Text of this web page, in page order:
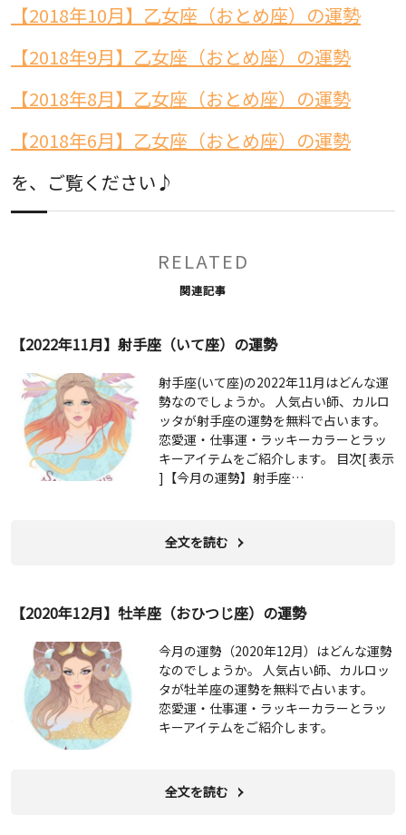
【2018年10月】乙女座（おとめ座）の運勢
【2018年9月】乙女座（おとめ座）の運勢
【2018年8月】乙女座（おとめ座）の運勢
【2018年6月】乙女座（おとめ座）の運勢
を、ご覧ください♪
RELATED
関連記事
【2022年11月】射手座（いて座）の運勢
射手座(いて座)の2022年11月はどんな運
勢なのでしょうか。 人気占い師、カルロ
ッタが射手座の運勢を無料で占います。
恋愛運・仕事運・ラッキーカラーとラッ
キーアイテムをご紹介します。 目次[ 表示
]【今月の運勢】射手座…
全文を読む
【2020年12月】牡羊座（おひつじ座）の運勢
今月の運勢（2020年12月）はどんな運勢
なのでしょうか。 人気占い師、カルロッ
タが牡羊座の運勢を無料で占います。
恋愛運・仕事運・ラッキーカラーとラッ
キーアイテムをご紹介します。
全文を読む